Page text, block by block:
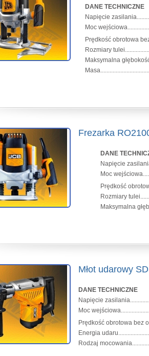
DANE TECHNICZNE
Napięcie
Moc
Prędkość obrotowa
Rozmiary
Maksymalna
Frezarka
DANE
Napięcie
Moc
Prędkość
Rozmiary
Maksymalna
Młot udarowy
DANE TECHNICZNE
Napięcie
Moc
Prędkość obrotowa bez
Energia
Rodzaj